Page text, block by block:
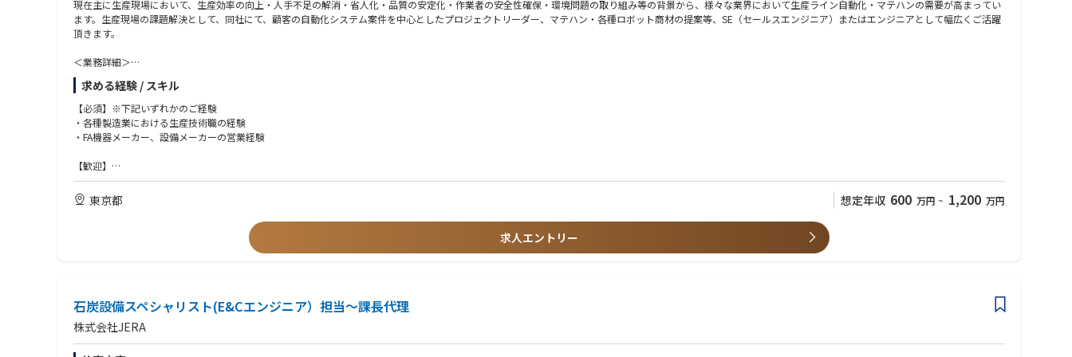
現在主に生産現場において、生産効率の向上・人手不足の解消・省人化・品質の安定化・作業者の安全性確保・環境問題の取り組み等の背景から、様々な業界において生産ライン自動化・マテハンの需要が高まってい
ます。生産現場の課題解決として、同社にて、顧客の自動化システム案件を中心としたプロジェクトリーダー、マテハン・各種ロボット商材の提案等、SE（セールスエンジニア）またはエンジニアとして幅広くご活躍
頂きます。
＜業務詳細＞
・顧客の自動化／省人化等の要求に対する現場確認及びヒアリング
・顧客ニーズに基づいた自動化／省人化等のプロジェクト要件定義、管理
・プロジェクトに応じた各種メーカー選定
・マテハンを中心とした・、ロボット、周辺機器全般の提案、拡販活動
FA・自動車・半導体・電子・三品業界等、もの作りユーザー及び装置メーカー、セットメーカーなど多岐に渡る
求める経験 / スキル
【必須】※下記いずれかのご経験
・各種製造業における生産技術職の経験
・FA機器メーカー、設備メーカーの営業経験
【歓迎】
・協働ロボット／産業用ロボットの操作、教示の経験
・AGV、AMRの導入実績を有する方
・マテハン領域の知識、経験
東京都 想定年収 600 万円 ~ 1,200 万円
求人エントリー
石炭設備スペシャリスト(E&Cエンジニア）担当～課長代理
株式会社JERA